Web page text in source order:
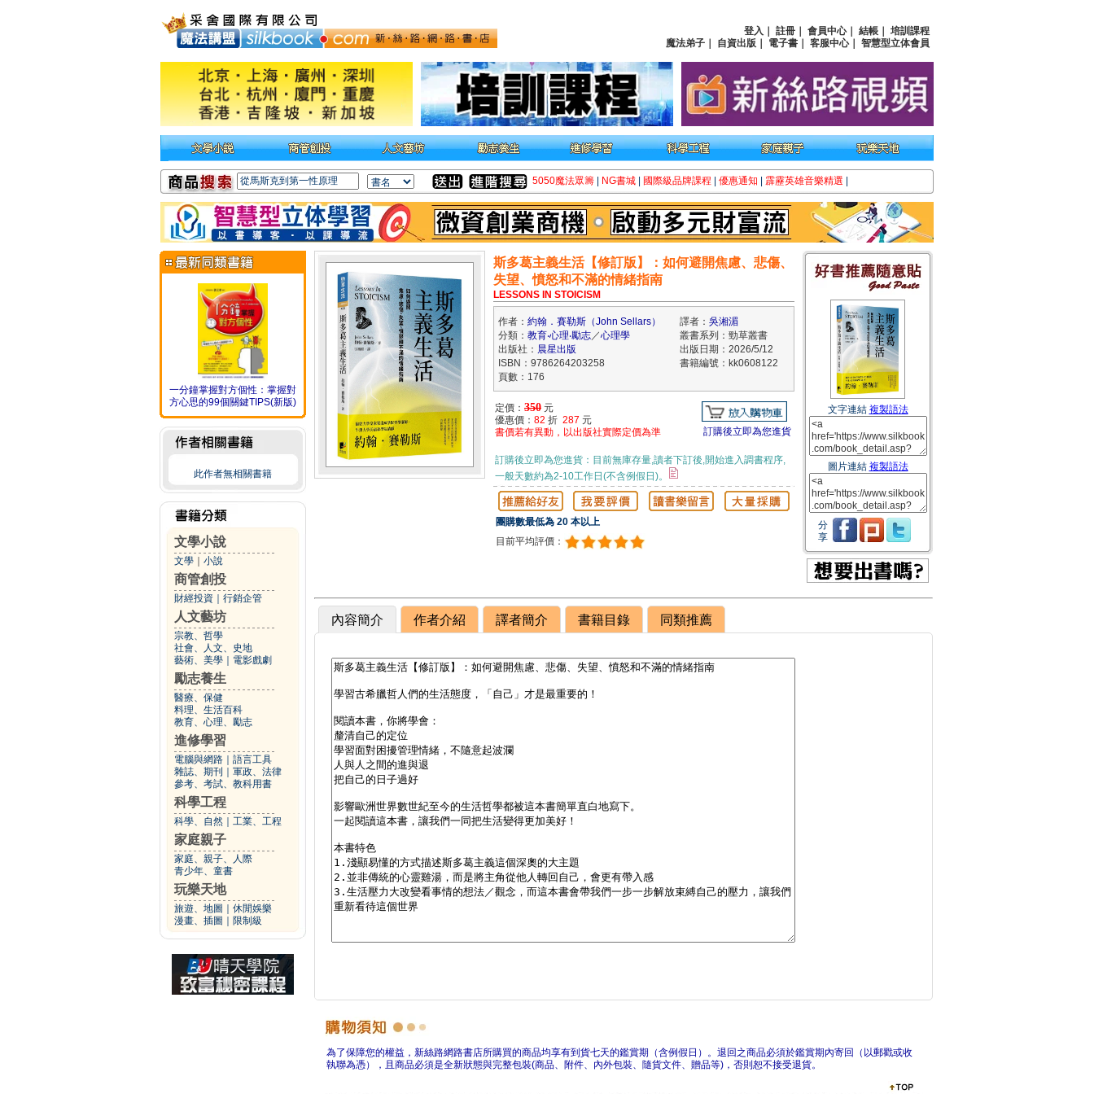
登入 註冊 會員中心｜ 結帳
培訓課程
魔法弟子
自資出版 電子書 客服中心｜ 智慧型立体會員
5050魔法眾籌 NG書城 國際級品牌課程 優惠通知 霹靂英雄音樂精選
一分鐘掌握對方個性：掌握對
方心思的99個關鍵TIPS(新版)
此作者無相關書籍
文學小說
文學 小說
商管創投
財經投資 行銷企管
人文藝坊
宗教、哲學
社會、人文、史地
藝術、美學
電影戲劇
勵志養生
醫療、保健
料理、生活百科
教育、心理、勵志
進修學習
電腦與網路
語言工具
雜誌、期刊
軍政、法律
參考、考試、教科用書
科學工程
科學、自然 工業、工程
家庭親子
家庭、親子、人際
青少年、童書
玩樂天地
旅遊、地圖
休閒娛樂
漫畫、插圖
限制級
斯多葛主義生活【修訂版】：如何避開焦慮、悲傷、
失望、憤怒和不滿的情緒指南
LESSONS IN STOICISM
作者： 約翰．賽勒斯（John Sellars） 譯者： 吳湘湄
分類： 教育‧心理‧勵志／心理學
叢書系列：勁草叢書
出版社： 晨星出版
出版日期：2026/5/12
ISBN：9786264203258
書籍編號：kk0608122
頁數：176
定價： 350 元
優惠價： 82 折 287 元
書價若有異動，以出版社實際定價為準
訂購後立即為您進貨
訂購後立即為您進貨：目前無庫存量,讀者下訂後,開始進入調書程序,
一般天數約為2-10工作日(不含例假日)。
團購數最低為 20 本以上
目前平均評價：
文字連結 複製語法
圖片連結 複製語法
分
享
內容簡介 作者介紹 譯者簡介 書籍目錄 同類推薦
為了保障您的權益，新絲路網路書店所購買的商品均享有到貨七天的鑑賞期（含例假日）。退回之商品必須於鑑賞期內寄回（以郵戳或收
執聯為憑），且商品必須是全新狀態與完整包裝(商品、附件、內外包裝、隨貨文件、贈品等)，否則恕不接受退貨。